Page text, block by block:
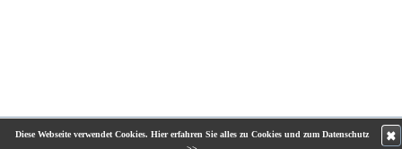
Diese Webseite verwendet Cookies. Hier erfahren Sie alles zu Cookies und zum Datenschutz
✖